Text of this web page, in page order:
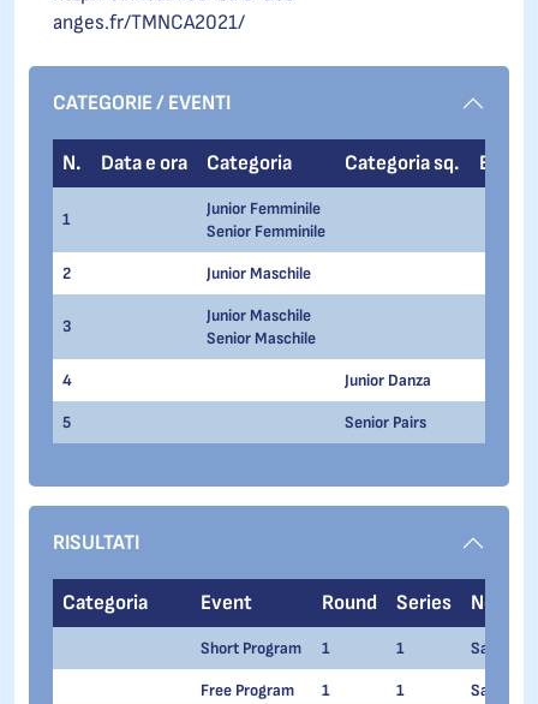
anges.fr/TMNCA2021/
CATEGORIE / EVENTI
N. Data e ora Categoria Categoria sq.
1
Junior Femminile
Senior Femminile
2 Junior Maschile
3
Junior Maschile
Senior Maschile
4 Junior Danza
5 Senior Pairs
RISULTATI
Categoria Event Round Series Nome
Short Program 1 1 Sara
Free Program 1 1 Sara